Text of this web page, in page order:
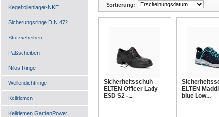
Kegelrollenlager-NKE
Sicherungsringe DIN 472
Stützscheiben
Paßscheiben
Nilos-Ringe
Wellendichtringe
Keilriemen
Keilriemen GardenPower
Sortierung:
Sicherheitsschuh
ELTEN Officer Lady
ESD S2 -...
ELTEN
blue Low...